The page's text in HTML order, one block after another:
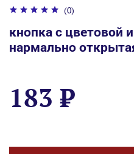
(0)
кнопка с цветовой
нармально
183 ₽